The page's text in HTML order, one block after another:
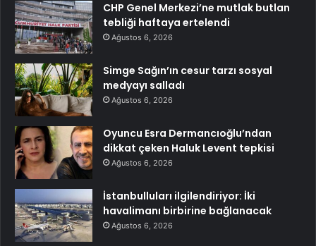
CHP Genel Merkezi’ne mutlak butlan
tebliği haftaya ertelendi
Ağustos 6, 2026
Simge Sağın’ın cesur tarzı sosyal
medyayı salladı
Ağustos 6, 2026
Oyuncu Esra Dermancıoğlu’ndan
dikkat çeken Haluk Levent tepkisi
Ağustos 6, 2026
İstanbulluları ilgilendiriyor: İki
havalimanı birbirine bağlanacak
Ağustos 6, 2026